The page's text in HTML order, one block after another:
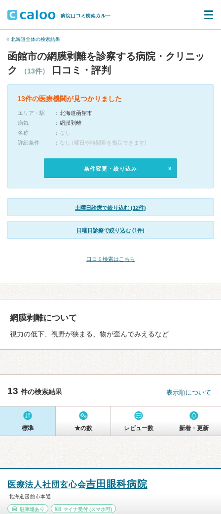
« 北海道全体の検索結果
函館市の網膜剥離を診察する病院・クリニッ
ク
（13件） 口コミ・評判
13件の医療機関が見つかりました
エリア・駅
北海道函館市
病気
網膜剥離
名称
なし
詳細条件
なし (曜日や時間帯を指定できます)
条件変更・絞り込み
土曜日診療で絞り込む (12件)
日曜日診療で絞り込む (1件)
口コミ検索はこちら
網膜剥離について
視力の低下、視野が狭まる、物が歪んでみえるなど
13 件の検索結果 表示順について
標準 ★の数 レビュー数 新着・更新
医療法人社団玄心会吉田眼科病院
北海道函館市本通
駐車場あり マイナ受付(スマホ可)